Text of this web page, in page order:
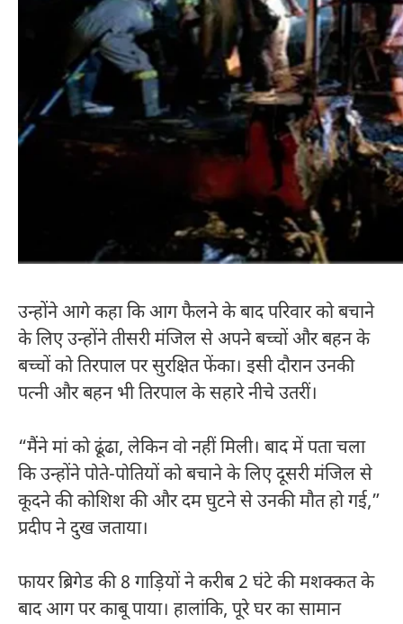
उन्होंने आगे कहा कि आग फैलने के बाद परिवार को बचाने
के लिए उन्होंने तीसरी मंजिल से अपने बच्चों और बहन के
बच्चों को तिरपाल पर सुरक्षित फेंका। इसी दौरान उनकी
पत्नी और बहन भी तिरपाल के सहारे नीचे उतरीं।
“मैंने मां को ढूंढा, लेकिन वो नहीं मिली। बाद में पता चला
कि उन्होंने पोते-पोतियों को बचाने के लिए दूसरी मंजिल से
कूदने की कोशिश की और दम घुटने से उनकी मौत हो गई,”
प्रदीप ने दुख जताया।
फायर ब्रिगेड की 8 गाड़ियों ने करीब 2 घंटे की मशक्कत के
बाद आग पर काबू पाया। हालांकि, पूरे घर का सामान